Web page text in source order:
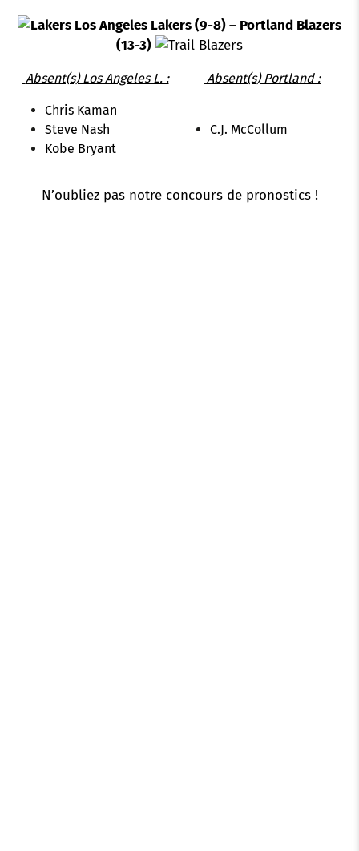
Los Angeles Lakers (9-8) – Portland Blazers
(13-3)
Absent(s) Los Angeles L. : Absent(s) Portland :
Chris Kaman
Steve Nash
Kobe Bryant
C.J. McCollum
N’oubliez pas notre concours de pronostics!